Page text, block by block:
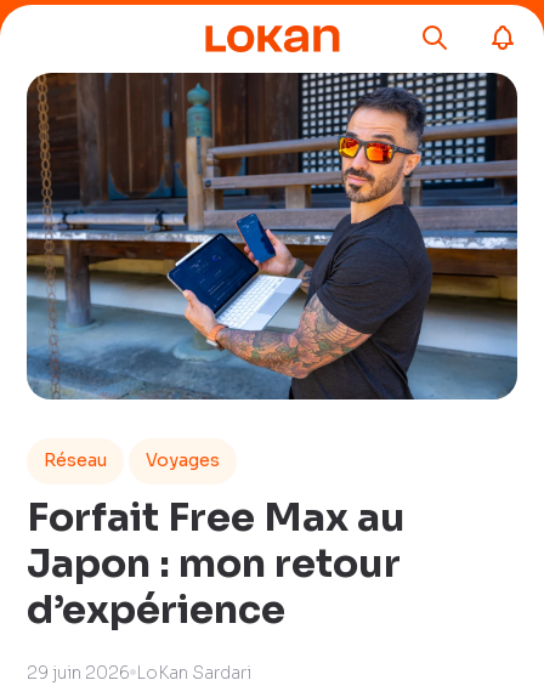
Réseau Voyages
Forfait Free Max au
Japon : mon retour
d’expérience
29 juin 2026 LoKan Sardari